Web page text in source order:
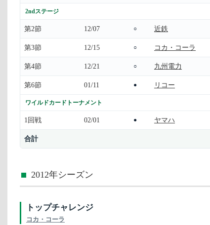
2ndステージ
第2節 12/07 ○ 近鉄
第3節 12/15 ○ コカ・コーラ
第4節 12/21 ○ 九州電力
第6節 01/11 ● リコー
ワイルドカードトーナメント
1回戦 02/01 ● ヤマハ
合計
2012年シーズン
トップチャレンジ
コカ・コーラ